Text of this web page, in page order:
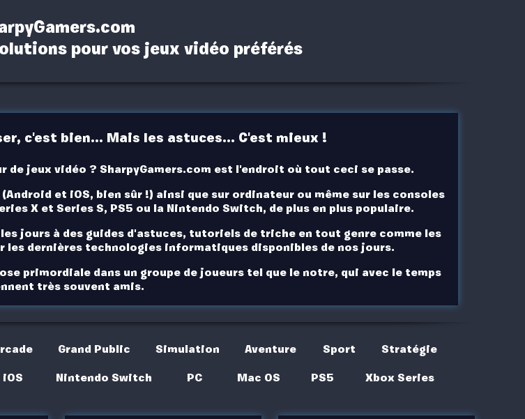
pour vos jeux vidéo préférés
c'est bien... Mais les astuces... C'est mieux !
de jeux vidéo ? SharpyGamers.com est l'endroit où tout ceci se passe.
et iOS, bien sûr !) ainsi que sur ordinateur ou même sur les consoles
X et Series S, PS5 ou la Nintendo Switch, de plus en plus populaire.
jours à des guides d'astuces, tutoriels de triche en tout genre comme les
dernières technologies informatiques disponibles de nos jours.
primordiale dans un groupe de joueurs tel que le notre, qui avec le temps
très souvent amis.
Grand Public Simulation Aventure Sport
Stratégie
iOS Nintendo Switch PC Mac OS PS5 Xbox Series